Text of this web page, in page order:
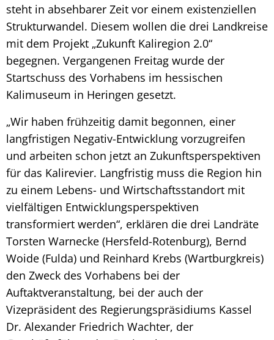
steht in absehbarer Zeit vor einem existenziellen
Strukturwandel. Diesem wollen die drei Landkreise
mit dem Projekt „Zukunft Kaliregion 2.0“
begegnen. Vergangenen Freitag wurde der
Startschuss des Vorhabens im hessischen
Kalimuseum in Heringen gesetzt.
„Wir haben frühzeitig damit begonnen, einer
langfristigen Negativ-Entwicklung vorzugreifen
und arbeiten schon jetzt an Zukunftsperspektiven
für das Kalirevier. Langfristig muss die Region hin
zu einem Lebens- und Wirtschaftsstandort mit
vielfältigen Entwicklungsperspektiven
transformiert werden“, erklären die drei Landräte
Torsten Warnecke (Hersfeld-Rotenburg), Bernd
Woide (Fulda) und Reinhard Krebs (Wartburgkreis)
den Zweck des Vorhabens bei der
Auftaktveranstaltung, bei der auch der
Vizepräsident des Regierungspräsidiums Kassel
Dr. Alexander Friedrich Wachter, der